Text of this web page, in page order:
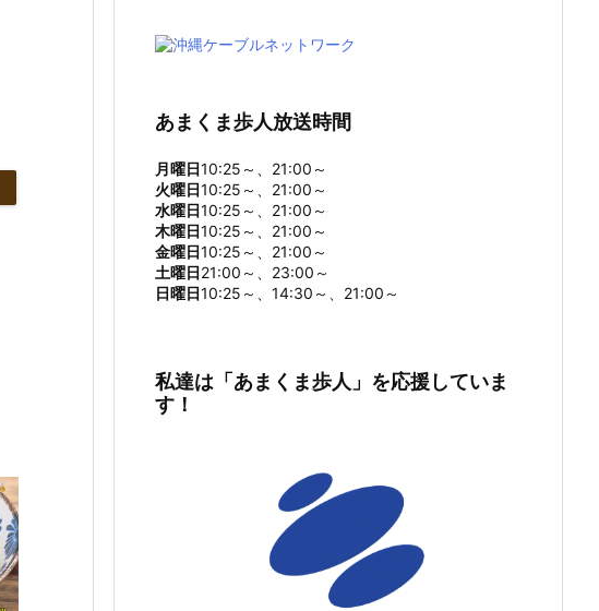
あまくま歩人放送時間
月曜日10:25～、21:00～
火曜日10:25～、21:00～
水曜日10:25～、21:00～
木曜日10:25～、21:00～
金曜日10:25～、21:00～
土曜日21:00～、23:00～
日曜日10:25～、14:30～、21:00～
私達は「あまくま歩人」を応援していま
す！